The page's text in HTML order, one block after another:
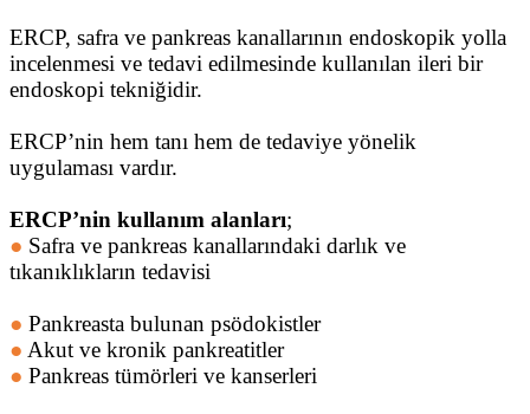
ERCP, safra ve pankreas kanallarının endoskopik yolla
incelenmesi ve tedavi edilmesinde kullanılan ileri bir
endoskopi tekniğidir.
ERCP’nin hem tanı hem de tedaviye yönelik
uygulaması vardır.
ERCP’nin kullanım alanları;
● Safra ve pankreas kanallarındaki darlık ve
tıkanıklıkların tedavisi
● Pankreasta bulunan psödokistler
● Akut ve kronik pankreatitler
● Pankreas tümörleri ve kanserleri